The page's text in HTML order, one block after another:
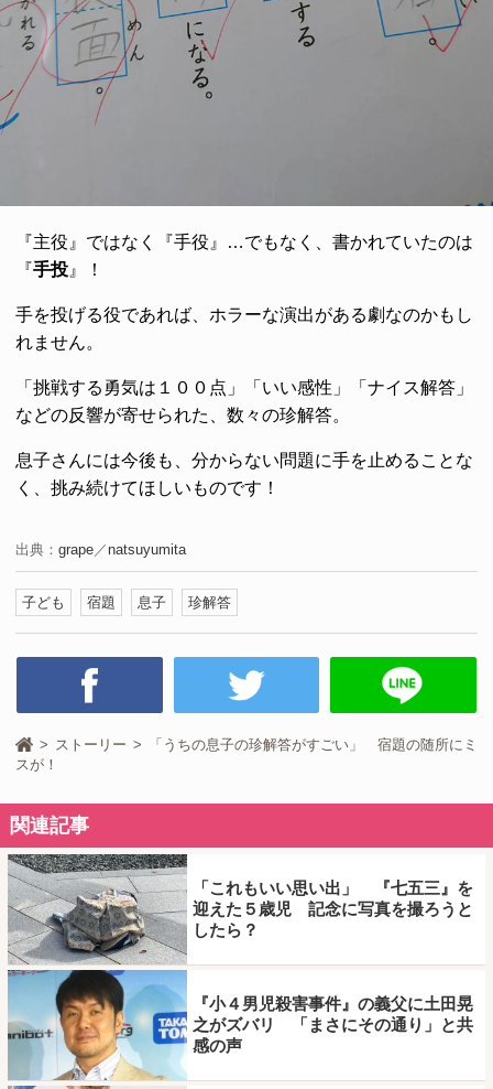
『主役』ではなく『手役』…でもなく、書かれていたのは
『手投 』！
手を投げる役であれば、ホラーな演出がある劇なのかもし
れません。
「挑戦する勇気は１００点」「いい感性」「ナイス解答」
などの反響が寄せられた、数々の珍解答。
息子さんには今後も、分からない問題に手を止めることな
く、挑み続けてほしいものです！
出典： grape ／natsuyumita
子ども 宿題 息子 珍解答
ストーリー
「うちの息子の珍解答がすごい」 宿題の随所にミ
スが！
関連記事
「これもいい思い出」 『七五三』を
迎えた５歳児 記念に写真を撮ろうと
したら？
『小４男児殺害事件』の義父に土田晃
之がズバリ 「まさにその通り」と共
感の声